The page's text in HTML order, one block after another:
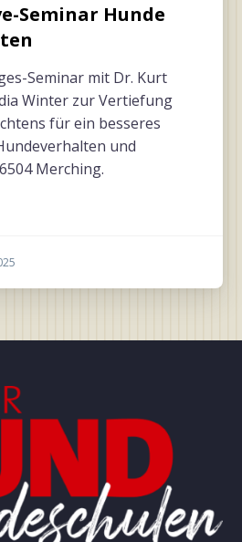
Seminar Hunde
Seminar mit Dr. Kurt
Winter zur Vertiefung
für ein besseres
und
Merching.